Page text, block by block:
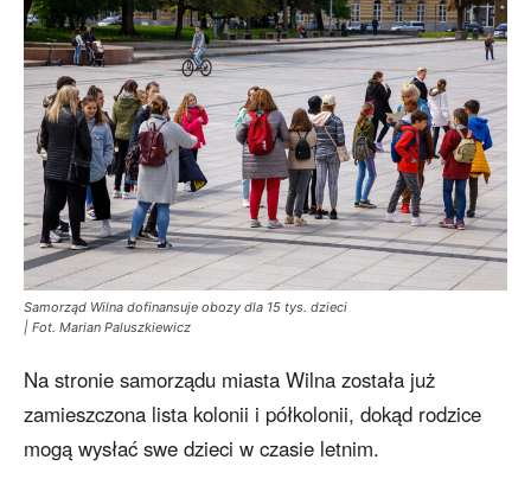
Samorząd Wilna dofinansuje obozy dla 15 tys. dzieci
| Fot. Marian Paluszkiewicz
Na stronie samorządu miasta Wilna została już
zamieszczona lista kolonii i półkolonii, dokąd rodzice
mogą wysłać swe dzieci w czasie letnim.